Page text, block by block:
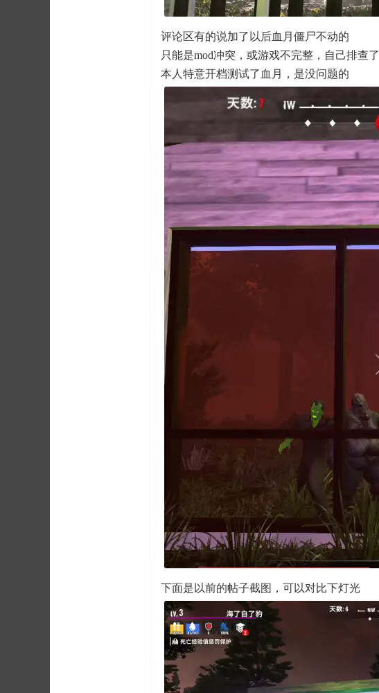
评论区有的说加了以后血月僵尸不动的
只能是mod冲突，或游戏不完整，自己排查了
本人特意开档测试了血月，是没问题的
下面是以前的帖子截图，可以对比下灯光